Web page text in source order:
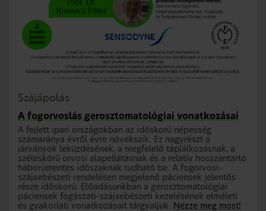
Szájápolás
A fogorvoslás gerosztomatológiai vonatkozásai
A fejlett ipari országokban az időskorú népesség
számaránya évről évre növekszik. Ez nagyrészt a
járványok leküzdésének, a megfelelő táplálkozásnak, a
széleskörű orvosi alapellátásnak és a relatív hosszantartó
háborúmentes időszaknak tudható be. A fogorvosi-
szájsebészeti rendelésen megjelenő páciensek jelentős
része időskorú. Előadásunkban a gerosztomatológiai
páciensek fogászati-szájsebészeti kezelésének elméleti
és gyakorlati vonatkozásait tárgyaljuk.
Nézze meg most!